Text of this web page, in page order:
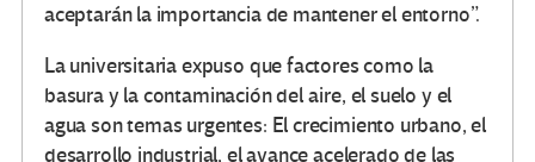
aceptarán la importancia de mantener el entorno”.
La universitaria expuso que factores como la
basura y la contaminación del aire, el suelo y el
agua son temas urgentes: El crecimiento urbano, el
desarrollo industrial, el avance acelerado de las